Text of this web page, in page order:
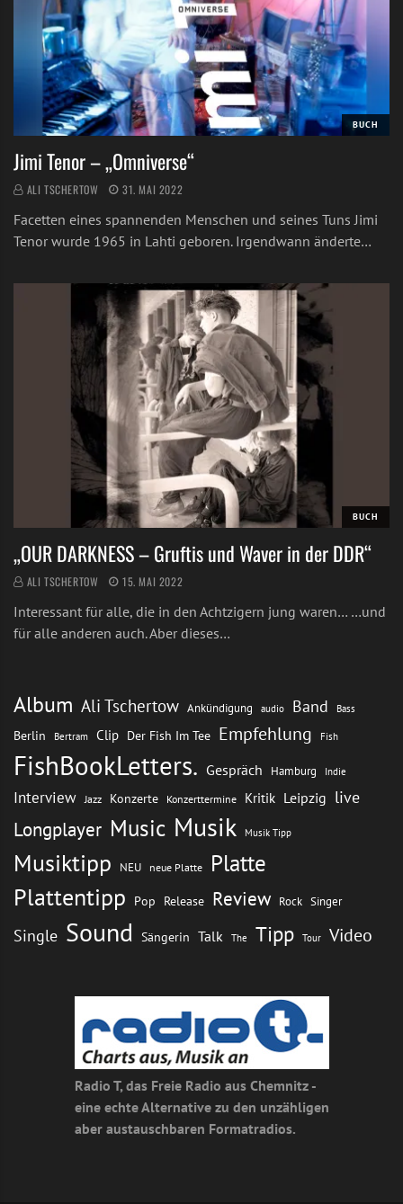
BUCH
Jimi Tenor – „Omniverse“
ALI TSCHERTOW 31. MAI 2022
Facetten eines spannenden Menschen und seines Tuns Jimi
Tenor wurde 1965 in Lahti geboren. Irgendwann änderte…
BUCH
„OUR DARKNESS – Gruftis und Waver in der DDR“
ALI TSCHERTOW 15. MAI 2022
Interessant für alle, die in den Achtzigern jung waren… …und
für alle anderen auch. Aber dieses…
Album Ali Tschertow Ankündigung audio Band Bass
Berlin Bertram Clip Der Fish Im Tee Empfehlung Fish
FishBookLetters. Gespräch Hamburg Indie
Interview Jazz Konzerte Konzerttermine Kritik Leipzig live
Longplayer Music Musik Musik Tipp
Musiktipp NEU neue Platte Platte
Plattentipp Pop Release Review Rock Singer
Single Sound Sängerin Talk The Tipp Tour Video
Radio T, das Freie Radio aus Chemnitz -
eine echte Alternative zu den unzähligen
aber austauschbaren Formatradios.